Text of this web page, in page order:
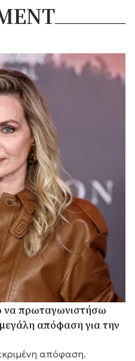
να πρωταγωνιστήσω
απόφαση για την
απόφαση.